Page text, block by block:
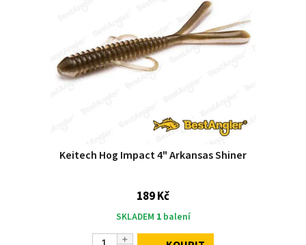
Keitech Hog Impact 4" Arkansas Shiner
189 Kč
SKLADEM 1balení